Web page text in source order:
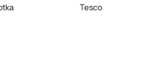
Tesco